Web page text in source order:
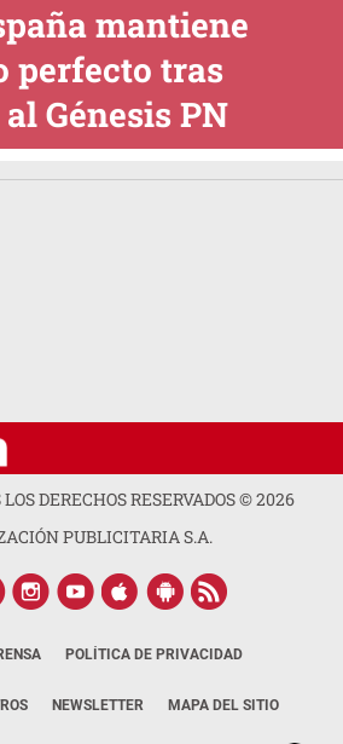
mantiene
perfecto tras
Génesis PN
DERECHOS RESERVADOS ©2026
PUBLICITARIA S.A.
POLÍTICA DE PRIVACIDAD
NEWSLETTER MAPA DEL SITIO